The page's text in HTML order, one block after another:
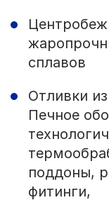
сплавов
Отливки
Печное
поддоны,
фитинги,